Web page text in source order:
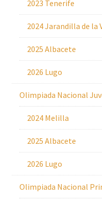
2023 Tenerife
2024 Jarandilla de la
2025 Albacete
2026 Lugo
Olimpiada Nacional
2024 Melilla
2025 Albacete
2026 Lugo
Olimpiada Nacional